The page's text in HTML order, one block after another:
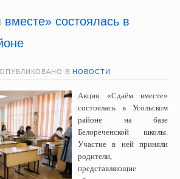
состоялась в
ОПУБЛИКОВАНО В НОВОСТИ
Акция «Сдаём вместе»
состоялась в Усольском
районе на базе
Белореченской школы.
Участие в ней приняли
родители,
представляющие